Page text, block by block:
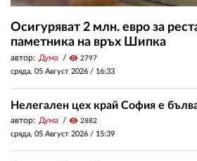
Осигуряват 2 млн. евро за
паметника на връх Шипка
автор: Дума visibility 2797
сряда, 05 Август 2026 / 16:33
Нелегален цех край София е
автор: Дума visibility 2882
сряда, 05 Август 2026 / 15:39